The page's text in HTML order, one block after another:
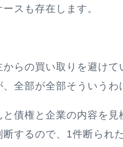
スも存在します。
らの買い取りを避けて
、全部が全部そういうわ
債権と企業の内容を見
断するので、1件断られ